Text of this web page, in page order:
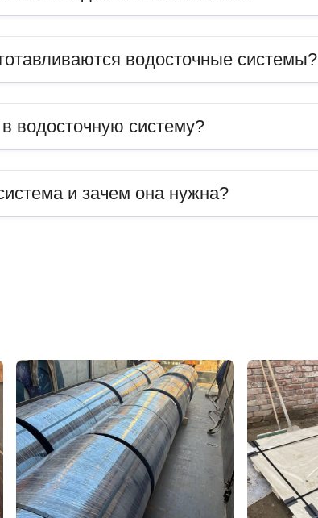
водосточные системы?
водосточную систему?
и зачем она нужна?